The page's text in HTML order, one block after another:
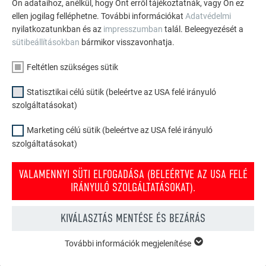
PREFA tető- és homlokzati konfigurátor
Tervezze meg (álmai) házát a PREFA online konfigurátorral.
Válasszon számos terméket és színt a tető és homlokzat
kialakításához.
Ön adataihoz, anélkül, hogy Önt erről tájékoztatnák, vagy Ön ez
ellen jogilag felléphetne. További információkat Adatvédelmi
nyilatkozatunkban és az impresszumban talál. Beleegyezését a
sütibeállításokban bármikor visszavonhatja.
Feltétlen szükséges sütik
Statisztikai célú sütik (beleértve az USA felé irányuló
szolgáltatásokat)
Marketing célú sütik (beleértve az USA felé irányuló
szolgáltatásokat)
VALAMENNYI SÜTI ELFOGADÁSA (BELEÉRTVE AZ USA FELÉ
IRÁNYULÓ SZOLGÁLTATÁSOKAT).
KIVÁLASZTÁS MENTÉSE ÉS BEZÁRÁS
FELTÉTLEN SZÜKSÉGES SÜTIK
További információk megjelenítése